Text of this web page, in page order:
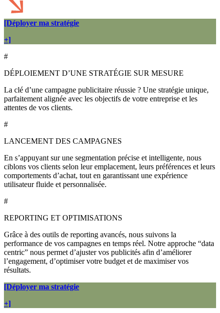
[Déployer ma stratégie
+]
#
DÉPLOIEMENT D’UNE STRATÉGIE SUR MESURE
La clé d’une campagne publicitaire réussie ? Une stratégie unique,
parfaitement alignée avec les objectifs de votre entreprise et les
attentes de vos clients.
#
LANCEMENT DES CAMPAGNES
En s’appuyant sur une segmentation précise et intelligente, nous
ciblons vos clients selon leur emplacement, leurs préférences et leurs
comportements d’achat, tout en garantissant une expérience
utilisateur fluide et personnalisée.
#
REPORTING ET OPTIMISATIONS
Grâce à des outils de reporting avancés, nous suivons la
performance de vos campagnes en temps réel. Notre approche “data
centric” nous permet d’ajuster vos publicités afin d’améliorer
l’engagement, d’optimiser votre budget et de maximiser vos
résultats.
[Déployer ma stratégie
+]